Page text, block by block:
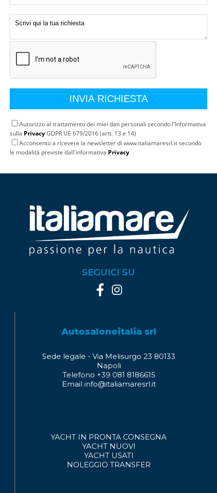
Autorizzo al trattamento dei miei dati personali secondo l'Informativa
sulla PrivacyGDPR UE 679/2016 (artt. 13 e 14)
Acconsento a ricevere la newsletter di www.italiamaresrl.it secondo
le modalità previste dall'informativa Privacy
SEGUICI SU
Autosaloneitalia srl
Sede legale - Via Melisurgo 23 80133
Napoli
Telefono +39 081 8186615
Email info@italiamaresrl.it
YACHT IN PRONTA CONSEGNA
YACHT NUOVI
YACHT USATI
NOLEGGIO TRANSFER